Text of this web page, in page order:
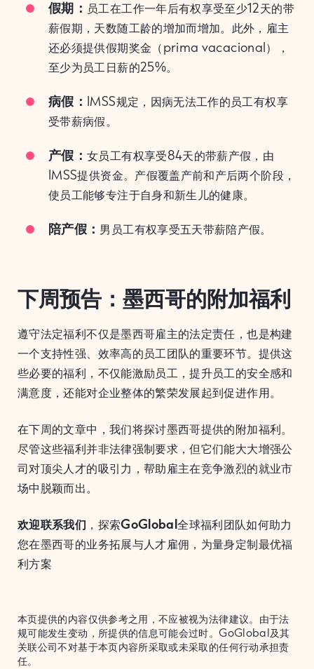
假期： 员工在工作一年后有权享受至少12天的带
薪假期，天数随工龄的增加而增加。此外，雇主
还必须提供假期奖金（prima vacacional），
至少为员工日薪的25%。
病假： IMSS规定，因病无法工作的员工有权享
受带薪病假。
产假：女员工有权享受84天的带薪产假，由
IMSS提供资金。产假覆盖产前和产后两个阶段，
使员工能够专注于自身和新生儿的健康。
陪产假： 男员工有权享受五天带薪陪产假。
下周预告：墨西哥的附加福利
遵守法定福利不仅是墨西哥雇主的法定责任，也是构建
一个支持性强、效率高的员工团队的重要环节。提供这
些必要的福利，不仅能激励员工，提升员工的安全感和
满意度，还能对企业整体的繁荣发展起到促进作用。
在下周的文章中，我们将探讨墨西哥提供的附加福利。
尽管这些福利并非法律强制要求，但它们能大大增强公
司对顶尖人才的吸引力，帮助雇主在竞争激烈的就业市
场中脱颖而出。
欢迎联系我们 ，探索GoGlobal全球福利团队如何助力
您在墨西哥的业务拓展与人才雇佣，为量身定制最优福
利方案
本页提供的内容仅供参考之用，不应被视为法律建议。由于法
规可能发生变动，所提供的信息可能会过时。GoGlobal及其
关联公司不对基于本页内容所采取或未采取的任何行动承担责
任。